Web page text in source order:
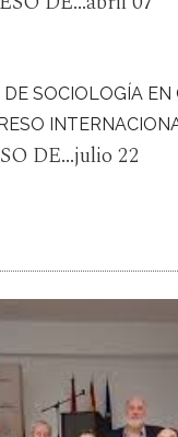
DE SOCIOLOGÍA
DE...julio 22